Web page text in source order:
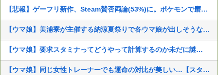
【悲報】ゲーフリ新作、Steam賛否両論(53%)に。ポケモンで磨いた技術力…
【ウマ娘】美浦寮が主催する納涼夏祭りで各ウマ娘が出しそうな催し物
【ウマ娘】要求スタミナってどうやって計算するのか未だに謎…
【ウマ娘】同じ女性トレーナーでも運命の対比が美しい…【スタブロ第63話】